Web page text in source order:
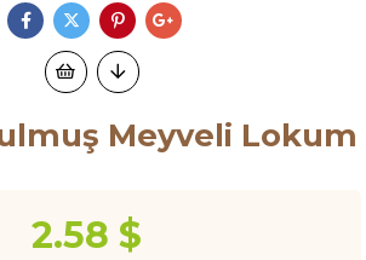
Meyveli Lokum
2.58 $